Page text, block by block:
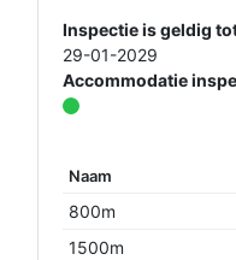
Inspectie is geldig
29-01-2029
Accommodatie
Naam
800m
1500m